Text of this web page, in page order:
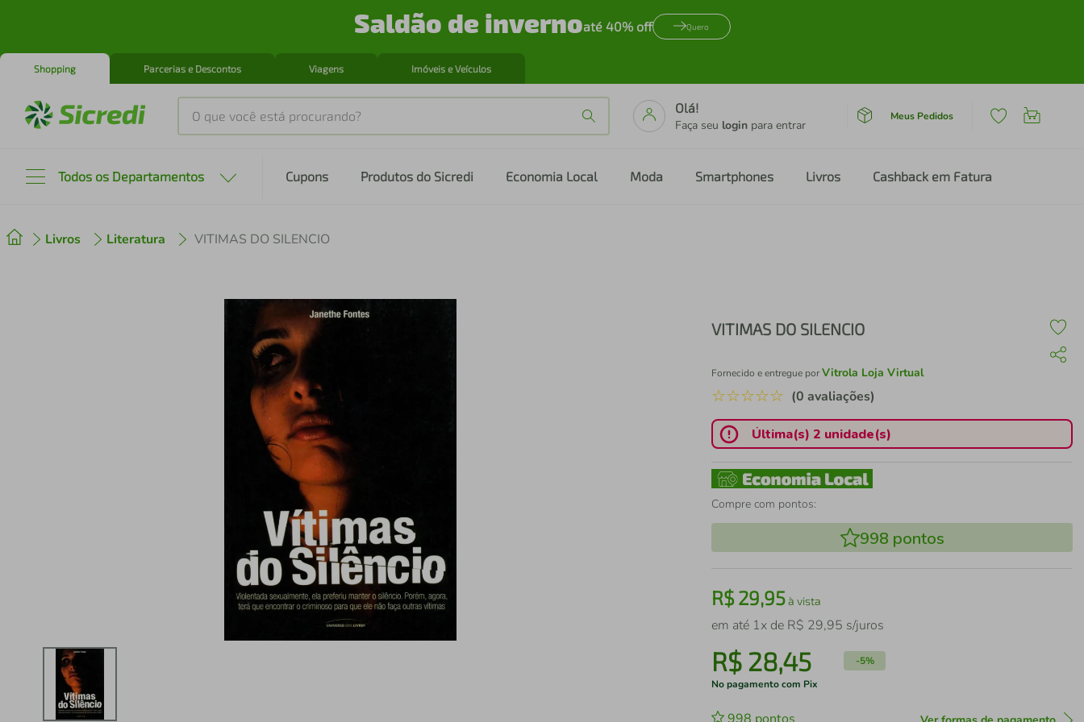
Saldão de invernoaté 40% off Quero
Shopping Parcerias e Descontos Viagens Imóveis e Veículos
O que você está procurando?
Olá!
Faça seu login para entrar
Meus Pedidos
Todos os Departamentos Cupons Produtos do Sicredi Economia Local Moda Smartphones Livros Cashback em Fatura
Livros Literatura VITIMAS DO SILENCIO
VITIMAS DO SILENCIO
Fornecido e entregue porVitrola Loja Virtual
☆☆☆☆☆ (0 avaliações)
Última(s) 2 unidade(s)
Compre com pontos:
998 pontos
R$29,95à vista
em até 1x de R$ 29,95 s/juros
R$ 28,45 -5%
No pagamento com Pix
2 cafeteira